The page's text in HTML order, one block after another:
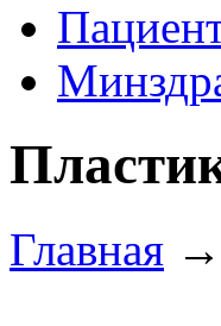
Главная →